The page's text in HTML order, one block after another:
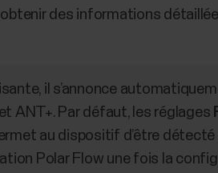
des informations
il s’annonce
ANT+. Par défaut, les réglages
au dispositif d’être détecté
Polar Flow une fois la